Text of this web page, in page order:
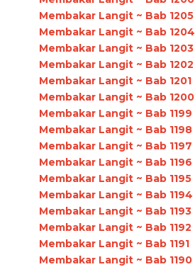
Membakar Langit ~ Bab 1205
Membakar Langit ~ Bab 1204
Membakar Langit ~ Bab 1203
Membakar Langit ~ Bab 1202
Membakar Langit ~ Bab 1201
Membakar Langit ~ Bab 1200
Membakar Langit ~ Bab 1199
Membakar Langit ~ Bab 1198
Membakar Langit ~ Bab 1197
Membakar Langit ~ Bab 1196
Membakar Langit ~ Bab 1195
Membakar Langit ~ Bab 1194
Membakar Langit ~ Bab 1193
Membakar Langit ~ Bab 1192
Membakar Langit ~ Bab 1191
Membakar Langit ~ Bab 1190